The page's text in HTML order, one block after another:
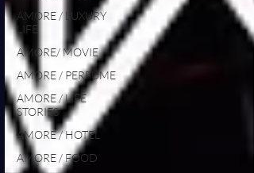
AMORE / LUXURY
LIFE
AMORE/ MOVIE
AMORE / PERFUME
AMORE / LIFE
STORIES
AMORE / HOTEL
AMORE / FOOD